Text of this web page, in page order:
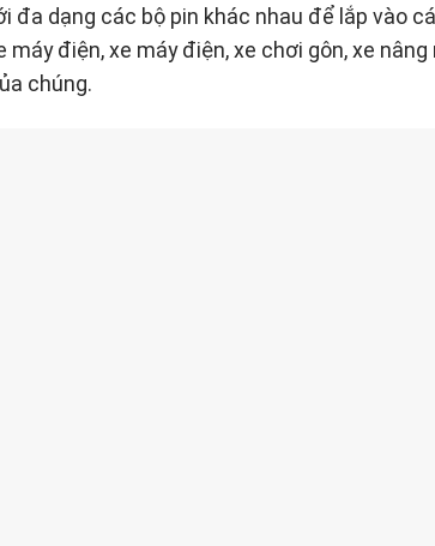
đa dạng các bộ pin khác nhau để lắp vào
điện, xe máy điện, xe chơi gôn, xe nâng
chúng.